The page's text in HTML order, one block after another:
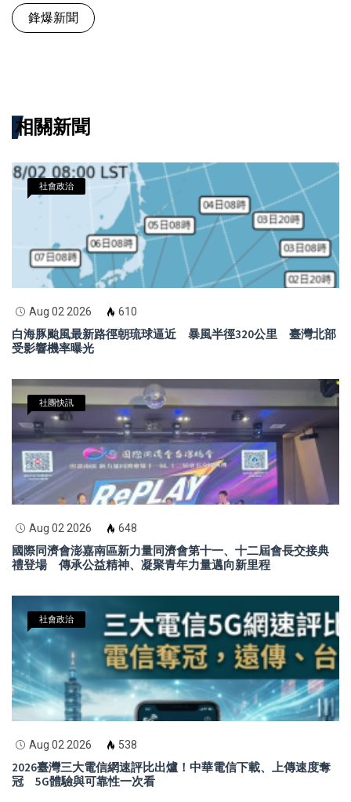
鋒爆新聞
相關新聞
社會政治
Aug 02 2026 610
白海豚颱風最新路徑朝琉球逼近 暴風半徑320公里 臺灣北部
受影響機率曝光
社團快訊
Aug 02 2026 648
國際同濟會澎嘉南區新力量同濟會第十一、十二屆會長交接典
禮登場 傳承公益精神、凝聚青年力量邁向新里程
社會政治
Aug 02 2026 538
2026臺灣三大電信網速評比出爐！中華電信下載、上傳速度奪
冠 5G體驗與可靠性一次看